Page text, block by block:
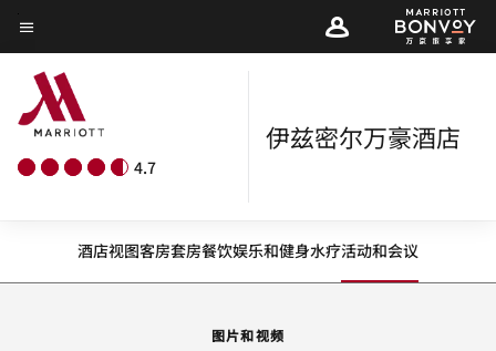
Skip
to
main
content
菜单文本
4.7
伊兹密尔万豪酒店
酒店视图客房套房餐饮娱乐和健身水疗活动和会议
图片和视频